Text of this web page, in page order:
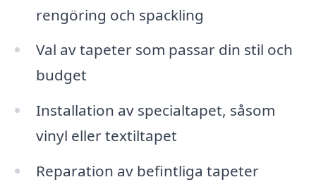
rengöring och spackling
Val av tapeter som passar din stil och
budget
Installation av specialtapet, såsom
vinyl eller textiltapet
Reparation av befintliga tapeter